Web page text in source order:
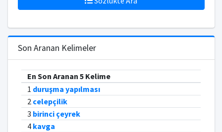
Son Aranan Kelimeler
En Son Aranan 5 Kelime
1 duruşma yapılması
2 celepçilik
3 birinci çeyrek
4 kavga